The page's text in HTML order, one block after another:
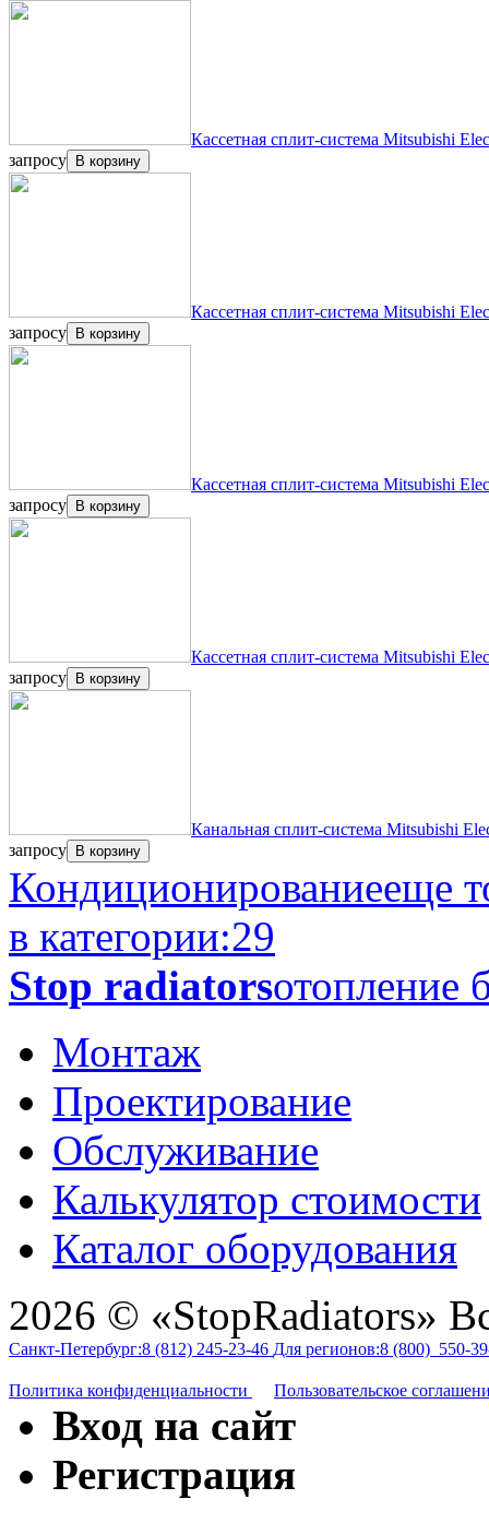
Кассетная сплит-система Mitsubishi
запросу
В корзину
Кассетная сплит-система Mitsubishi
запросу
В корзину
Кассетная сплит-система Mitsubishi
запросу
В корзину
Кассетная сплит-система Mitsubishi
запросу
В корзину
Канальная сплит-система Mitsubishi
запросу
В корзину
Кондиционированиееще
в категории:29
Stop radiatorsотопление
Монтаж
Проектирование
Обслуживание
Калькулятор стоимости
Каталог оборудования
2026 © «StopRadiators»
Санкт-Петербург:8 (812) 245-23-46 Для регионов:8 (800) 550-
Политика конфиденциальности Пользовательское
Вход на сайт
Регистрация